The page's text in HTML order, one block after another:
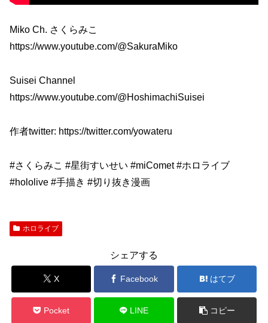
Miko Ch. さくらみこ
https://www.youtube.com/@SakuraMiko
Suisei Channel
https://www.youtube.com/@HoshimachiSuisei
作者twitter: https://twitter.com/yowateru
#さくらみこ #星街すいせい #miComet #ホロライブ
#hololive #手描き #切り抜き漫画
ホロライブ
シェアする
X Facebook はてブ
Pocket LINE コピー